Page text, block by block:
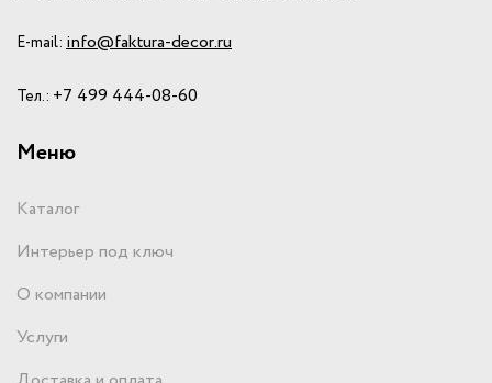
E-mail: info@faktura-decor.ru
Тел.: +7 499 444-08-60
Меню
Каталог
Интерьер под ключ
О компании
Услуги